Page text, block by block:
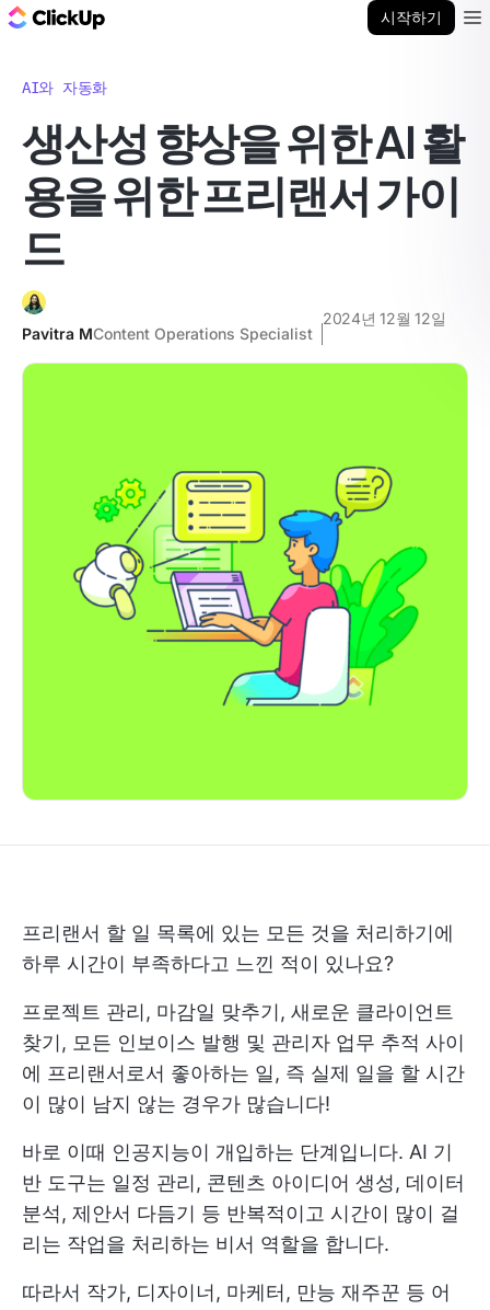
시작하기
AI와 자동화
생산성 향상을 위한 AI 활
용을 위한 프리랜서 가이
드
Pavitra MContent Operations Specialist
2024년 12월 12일
프리랜서 할 일 목록에 있는 모든 것을 처리하기에
하루 시간이 부족하다고 느낀 적이 있나요?
프로젝트 관리, 마감일 맞추기, 새로운 클라이언트
찾기, 모든 인보이스 발행 및 관리자 업무 추적 사이
에 프리랜서로서 좋아하는 일, 즉 실제 일을 할 시간
이 많이 남지 않는 경우가 많습니다!
바로 이때 인공지능이 개입하는 단계입니다. AI 기
반 도구는 일정 관리, 콘텐츠 아이디어 생성, 데이터
분석, 제안서 다듬기 등 반복적이고 시간이 많이 걸
리는 작업을 처리하는 비서 역할을 합니다.
따라서 작가, 디자이너, 마케터, 만능 재주꾼 등 어